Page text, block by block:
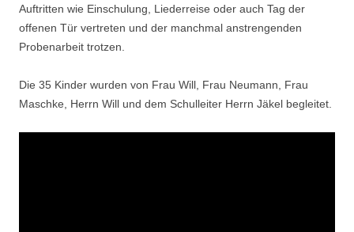
Auftritten wie Einschulung, Liederreise oder auch Tag der
offenen Tür vertreten und der manchmal anstrengenden
Probenarbeit trotzen.
Die 35 Kinder wurden von Frau Will, Frau Neumann, Frau
Maschke, Herrn Will und dem Schulleiter Herrn Jäkel begleitet.